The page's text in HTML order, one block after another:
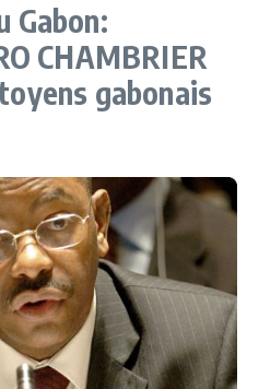
Gabon:
CHAMBRIER
gabonais